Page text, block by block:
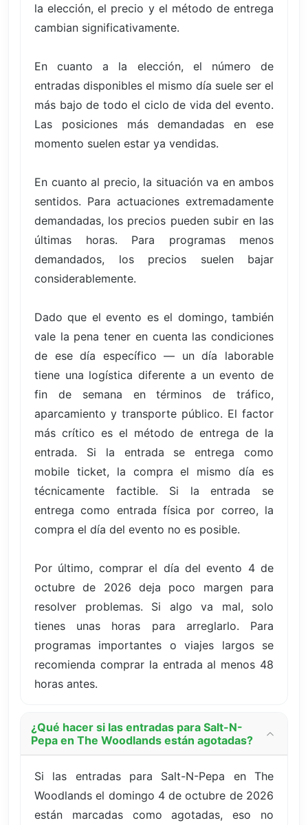
la elección, el precio y el método de entrega
cambian significativamente.
En cuanto a la elección, el número de
entradas disponibles el mismo día suele ser el
más bajo de todo el ciclo de vida del evento.
Las posiciones más demandadas en ese
momento suelen estar ya vendidas.
En cuanto al precio, la situación va en ambos
sentidos. Para actuaciones extremadamente
demandadas, los precios pueden subir en las
últimas horas. Para programas menos
demandados, los precios suelen bajar
considerablemente.
Dado que el evento es el domingo, también
vale la pena tener en cuenta las condiciones
de ese día específico — un día laborable
tiene una logística diferente a un evento de
fin de semana en términos de tráfico,
aparcamiento y transporte público. El factor
más crítico es el método de entrega de la
entrada. Si la entrada se entrega como
mobile ticket, la compra el mismo día es
técnicamente factible. Si la entrada se
entrega como entrada física por correo, la
compra el día del evento no es posible.
Por último, comprar el día del evento 4 de
octubre de 2026 deja poco margen para
resolver problemas. Si algo va mal, solo
tienes unas horas para arreglarlo. Para
programas importantes o viajes largos se
recomienda comprar la entrada al menos 48
horas antes.
¿Qué hacer si las entradas para Salt-N-
Pepa en The Woodlands están agotadas?
Si las entradas para Salt-N-Pepa en The
Woodlands el domingo 4 de octubre de 2026
están marcadas como agotadas, eso no